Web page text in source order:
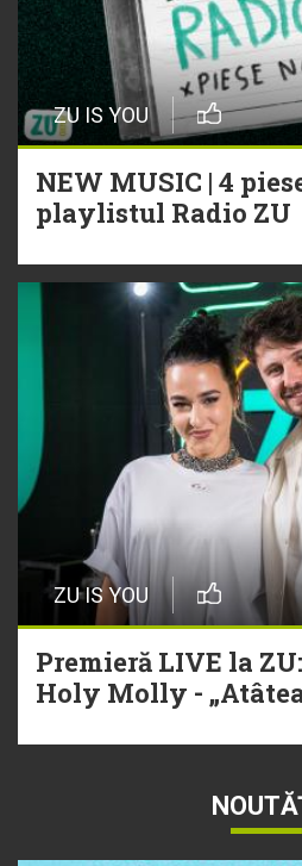
ZU IS YOU
NEW MUSIC | 4
playlistul Radio ZU
ZU IS YOU
Premieră LIVE la
Holy Molly -